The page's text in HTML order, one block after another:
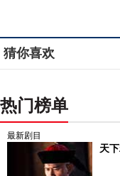
猜你喜欢
热门榜单
最新剧目
天